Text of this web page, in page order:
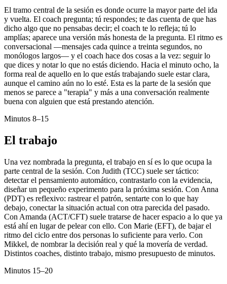
El tramo central de la sesión es donde ocurre la mayor parte del ida
y vuelta. El coach pregunta; tú respondes; te das cuenta de que has
dicho algo que no pensabas decir; el coach te lo refleja; tú lo
amplías; aparece una versión más honesta de la pregunta. El ritmo es
conversacional —mensajes cada quince a treinta segundos, no
monólogos largos— y el coach hace dos cosas a la vez: seguir lo
que dices y notar lo que no estás diciendo. Hacia el minuto ocho, la
forma real de aquello en lo que estás trabajando suele estar clara,
aunque el camino aún no lo esté. Esta es la parte de la sesión que
menos se parece a "terapia" y más a una conversación realmente
buena con alguien que está prestando atención.
Minutos 8–15
El trabajo
Una vez nombrada la pregunta, el trabajo en sí es lo que ocupa la
parte central de la sesión. Con Judith (TCC) suele ser táctico:
detectar el pensamiento automático, contrastarlo con la evidencia,
diseñar un pequeño experimento para la próxima sesión. Con Anna
(PDT) es reflexivo: rastrear el patrón, sentarte con lo que hay
debajo, conectar la situación actual con otra parecida del pasado.
Con Amanda (ACT/CFT) suele tratarse de hacer espacio a lo que ya
está ahí en lugar de pelear con ello. Con Marie (EFT), de bajar el
ritmo del ciclo entre dos personas lo suficiente para verlo. Con
Mikkel, de nombrar la decisión real y qué la movería de verdad.
Distintos coaches, distinto trabajo, mismo presupuesto de minutos.
Minutos 15–20